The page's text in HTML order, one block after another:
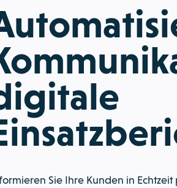
Sie Ihre Kunden in